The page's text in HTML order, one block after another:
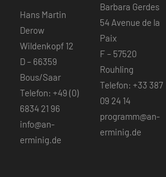
Hans Martin
Derow
Wildenkopf 12
D – 66359
Bous/Saar
Telefon: +49 (0)
6834 21 96
info@an-
erminig.de
Barbara Gerdes
54 Avenue de la
Paix
F – 57520
Rouhling
Telefon: +33 387
09 24 14
programm@an-
erminig.de